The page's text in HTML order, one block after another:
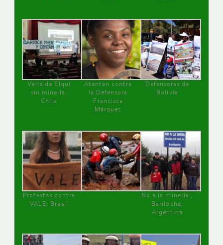
Valle de Elqui
sin minería.
Chile
Atentan contra
la Defensora
Francisca
Márquez
Defensoras de
Bolivia
Protestas contra
VALE, Brasil
No a la minería ,
Bariloche,
Argentina